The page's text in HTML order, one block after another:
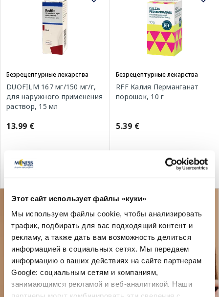
Этот сайт использует файлы «куки»
Мы используем файлы cookie, чтобы анализировать
трафик, подбирать для вас подходящий контент и
рекламу, а также дать вам возможность делиться
информацией в социальных сетях. Мы передаем
информацию о ваших действиях на сайте партнерам
Google: социальным сетям и компаниям,
занимающимся рекламой и веб-аналитикой. Наши
Безрецептурные лекарства
DUOFILM 167 мг/150 мг/г,
для наружного применения
раствор, 15 мл
13.99 €
Безрецептурные лекарства
RFF Калия Перманганат
порошок, 10 г
5.39 €